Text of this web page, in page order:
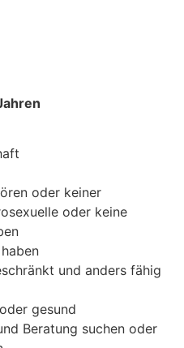
oder keiner
oder keine
und anders fähig
gesund
Beratung suchen oder